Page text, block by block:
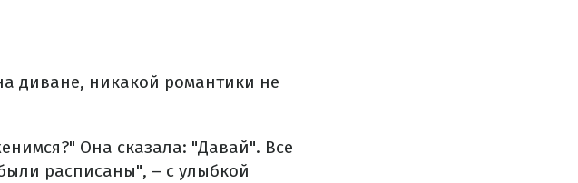
диване, никакой романтики не
Она сказала: "Давай". Все
расписаны", – с улыбкой